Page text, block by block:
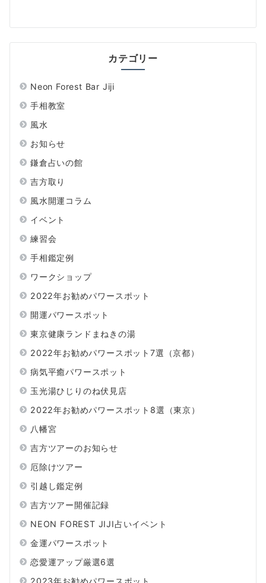
カテゴリー
Neon Forest Bar Jiji
手相教室
風水
お知らせ
鎌倉占いの館
吉方取り
風水開運コラム
イベント
練習会
手相鑑定例
ワークショップ
2022年お勧めパワースポット
開運パワースポット
東京健康ランドまねきの湯
2022年お勧めパワースポット7選（京都）
病気平癒パワースポット
玉光湯ひじりのね伏見店
2022年お勧めパワースポット8選（東京）
八幡宮
吉方ツアーのお知らせ
厄除けツアー
引越し鑑定例
吉方ツアー開催記録
NEON FOREST JIJI占いイベント
金運パワースポット
恋愛運アップ厳選6選